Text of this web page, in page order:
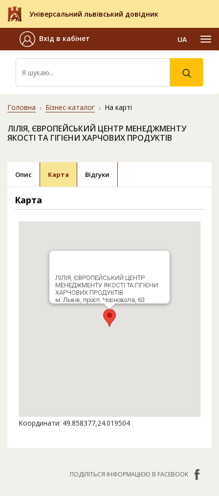
Універсальний львівський довідник
Вхід в кабінет UA
Головна Бізнес-каталог На карті
ЛІЛІЯ, ЄВРОПЕЙСЬКИЙ ЦЕНТР МЕНЕДЖМЕНТУ
ЯКОСТІ ТА ГІГІЄНИ ХАРЧОВИХ ПРОДУКТІВ
Опис Карта Відгуки
Карта
ЛІЛІЯ, ЄВРОПЕЙСЬКИЙ ЦЕНТР
МЕНЕДЖМЕНТУ ЯКОСТІ ТА ГІГІЄНИ
ХАРЧОВИХ ПРОДУКТІВ
м. Львів, просп. Чорновола, 63
Координати: 49.858377,24.019504
ПОДІЛІТЬСЯ ІНФОРМАЦІЄЮ В FACEBOOK